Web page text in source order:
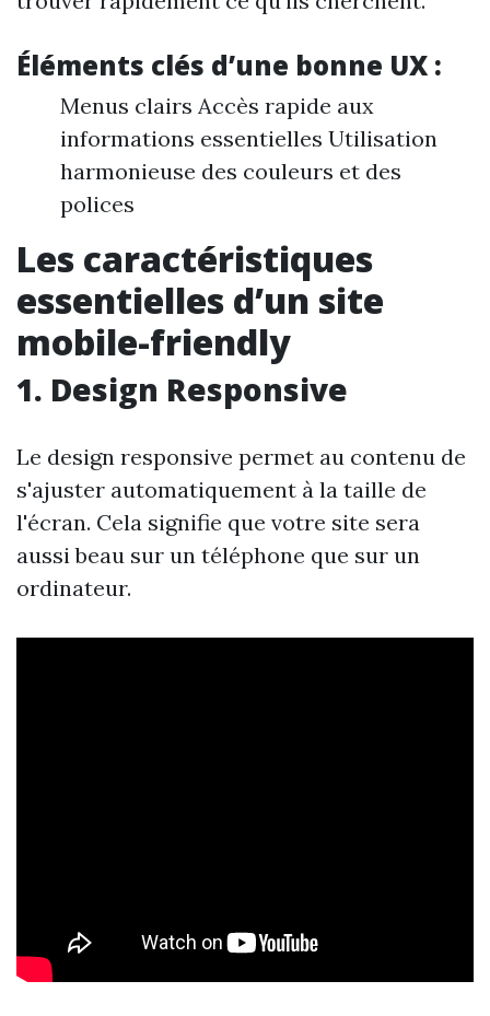
Éléments clés d’une bonne UX :
Menus clairs Accès rapide aux
informations essentielles Utilisation
harmonieuse des couleurs et des
polices
Les caractéristiques
essentielles d’un site
mobile-friendly
1. Design Responsive
Le design responsive permet au contenu de
s'ajuster automatiquement à la taille de
l'écran. Cela signifie que votre site sera
aussi beau sur un téléphone que sur un
ordinateur.